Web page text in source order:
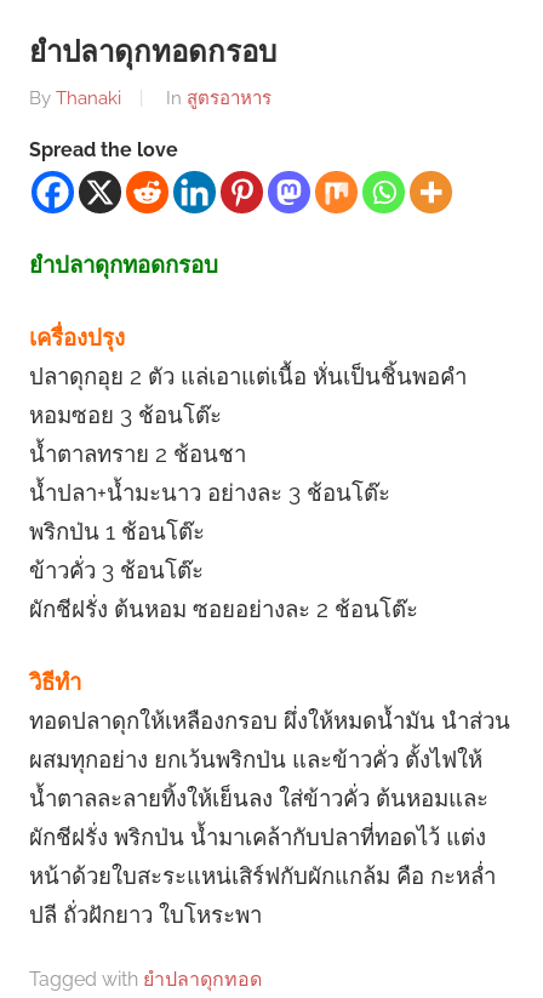
ยำปลาดุกทอดกรอบ
By Thanaki In สูตรอาหาร
Spread the love
ยำปลาดุกทอดกรอบ
เครื่องปรุง
ปลาดุกอุย 2 ตัว แล่เอาแต่เนื้อ หั่นเป็นชิ้นพอคำ
หอมซอย 3 ช้อนโต๊ะ
น้ำตาลทราย 2 ช้อนชา
น้ำปลา+น้ำมะนาว อย่างละ 3 ช้อนโต๊ะ
พริกป่น 1 ช้อนโต๊ะ
ข้าวคั่ว 3 ช้อนโต๊ะ
ผักชีฝรั่ง ต้นหอม ซอยอย่างละ 2 ช้อนโต๊ะ
วิธีทำ
ทอดปลาดุกให้เหลืองกรอบ ผึ่งให้หมดน้ำมัน นำส่วน
ผสมทุกอย่าง ยกเว้นพริกป่น และข้าวคั่ว ตั้งไฟให้
น้ำตาลละลายทิ้งให้เย็นลง ใส่ข้าวคั่ว ต้นหอมและ
ผักชีฝรั่ง พริกป่น น้ำมาเคล้ากับปลาที่ทอดไว้ แต่ง
หน้าด้วยใบสะระแหน่เสิร์ฟกับผักแกล้ม คือ กะหล่ำ
ปลี ถั่วฝักยาว ใบโหระพา
Tagged with ยําปลาดุกทอด